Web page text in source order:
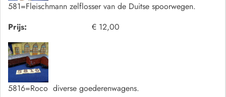
581=Fleischmann zelflosser van de Duitse spoorwegen.
Prijs:
€ 12,00
5816=Roco diverse goederenwagens.